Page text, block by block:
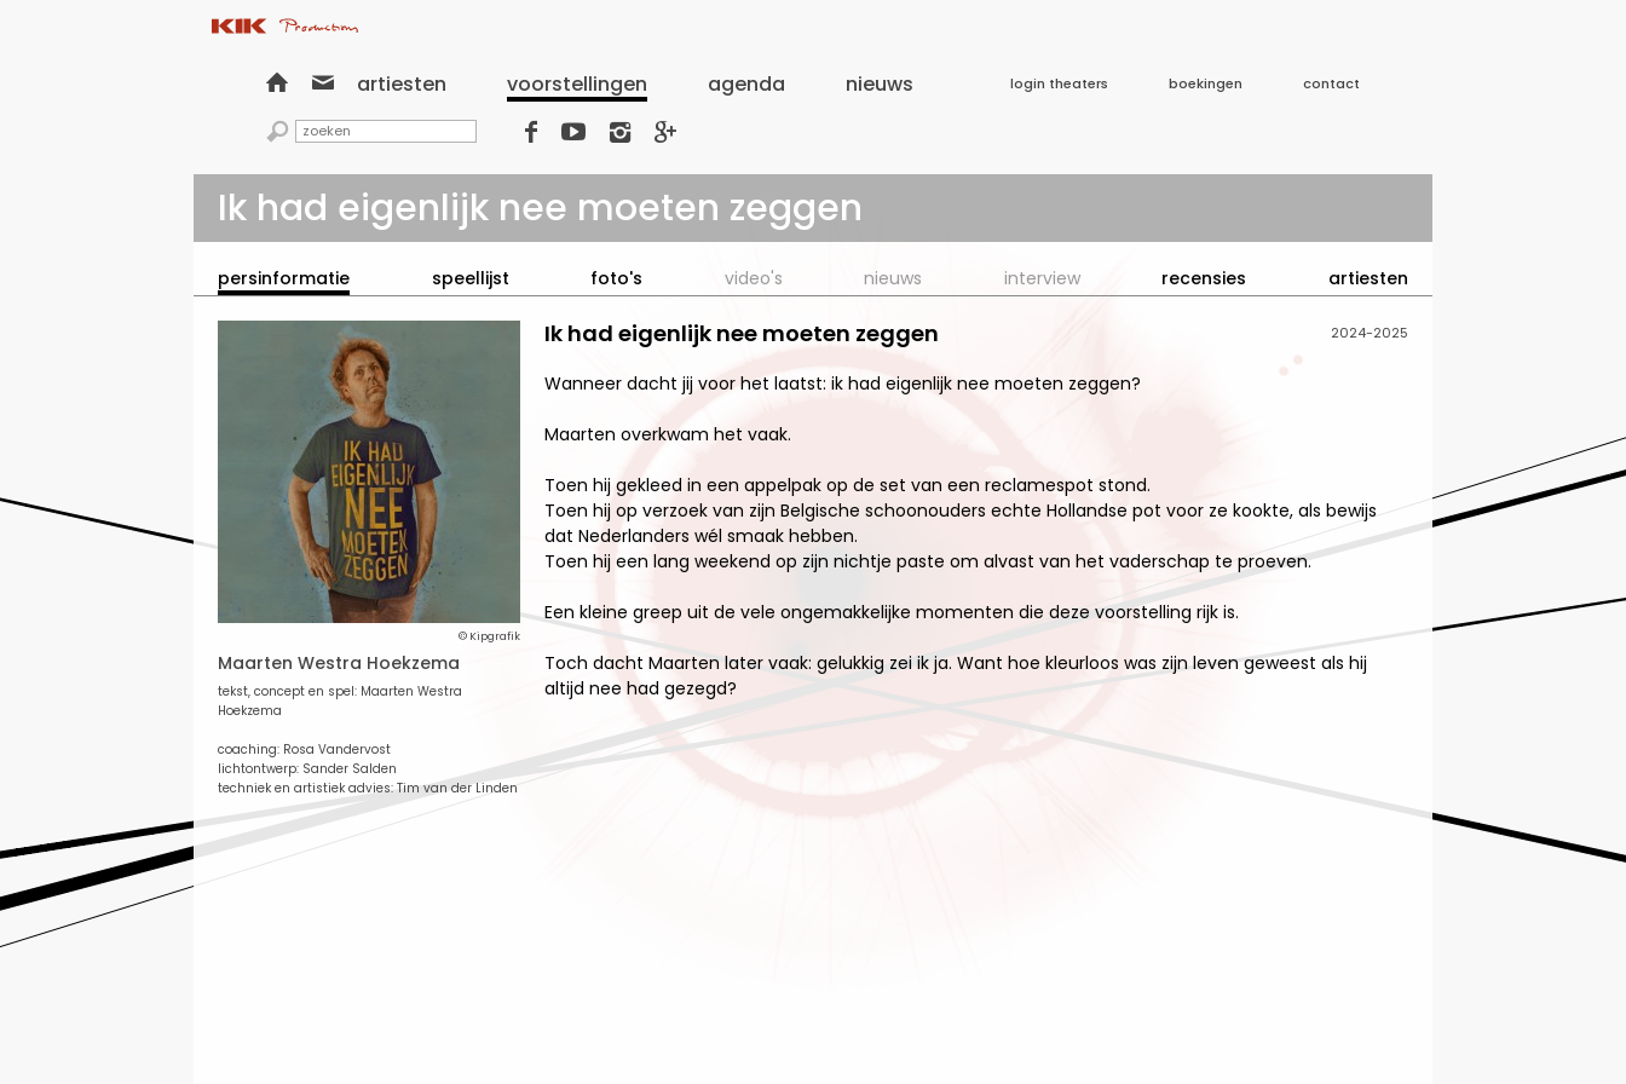
  artiesten voorstellingen agenda nieuws login theaters boekingen contact
    
Ik had eigenlijk nee moeten zeggen
persinformatie speellijst foto's video's nieuws interview recensies artiesten
© Kipgrafik
Maarten Westra Hoekzema
tekst, concept en spel: Maarten Westra
Hoekzema
coaching: Rosa Vandervost
lichtontwerp: Sander Salden
techniek en artistiek advies: Tim van der Linden
2024-2025
Ik had eigenlijk nee moeten zeggen
Wanneer dacht jij voor het laatst: ik had eigenlijk nee moeten zeggen?
Maarten overkwam het vaak.
Toen hij gekleed in een appelpak op de set van een reclamespot stond.
Toen hij op verzoek van zijn Belgische schoonouders echte Hollandse pot voor ze kookte, als bewijs
dat Nederlanders wél smaak hebben.
Toen hij een lang weekend op zijn nichtje paste om alvast van het vaderschap te proeven.
Een kleine greep uit de vele ongemakkelijke momenten die deze voorstelling rijk is.
Toch dacht Maarten later vaak: gelukkig zei ik ja. Want hoe kleurloos was zijn leven geweest als hij
altijd nee had gezegd?